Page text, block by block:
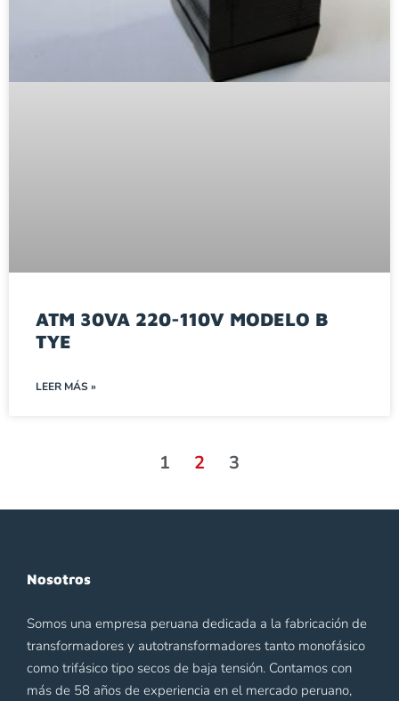
ATM 30VA 220-110V MODELO B
TYE
LEER MÁS »
1 2 3
Nosotros
Somos una empresa peruana dedicada a la fabricación de
transformadores y autotransformadores tanto monofásico
como trifásico tipo secos de baja tensión. Contamos con
más de 58 años de experiencia en el mercado peruano,